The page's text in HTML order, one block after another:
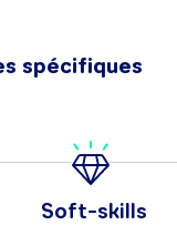
spécifiques
Soft-skills